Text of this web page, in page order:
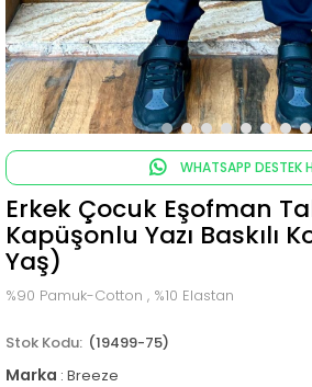
WHATSAPP DESTEK
Erkek Çocuk Eşofman
Kapüşonlu Yazı Baskılı
Yaş)
%90 Pamuk-Cotton , %10 Elastan
(19499-75)
Marka : Breeze